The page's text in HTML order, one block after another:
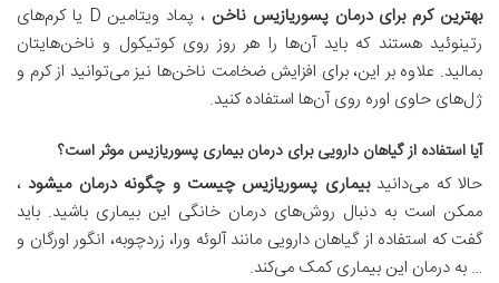
بهترین کرم برای درمان پسوریازیس ناخن
، پماد ویتامین D یا کرم‌های
رتینوئید هستند که باید آن‌ها را هر روز روی کوتیکول و ناخن‌هایتان
بمالید. علاوه بر این، برای افزایش ضخامت ناخن‌ها نیز می‌توانید از کرم و
ژل‌های حاوی اوره روی آن‌ها استفاده کنید.
آیا استفاده از گیاهان دارویی برای درمان بیماری پسوریازیس موثر است؟
حالا که می‌دانیدبیماری پسوریازیس چیست و چگونه درمان میشود ،
ممکن است به دنبال روش‌های درمان خانگی این بیماری باشید. باید
گفت که استفاده از گیاهان دارویی مانند آلوئه ورا، زردچوبه، انگور اورگان و
… به درمان این بیماری کمک می‌کند.